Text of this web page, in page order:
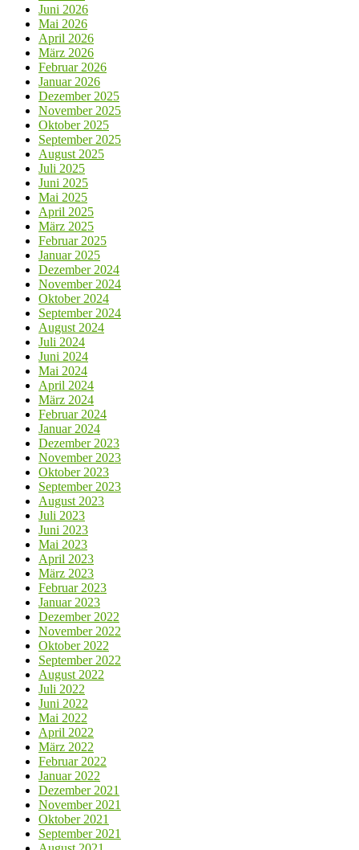
Juni 2026
Mai 2026
April 2026
März 2026
Februar 2026
Januar 2026
Dezember 2025
November 2025
Oktober 2025
September 2025
August 2025
Juli 2025
Juni 2025
Mai 2025
April 2025
März 2025
Februar 2025
Januar 2025
Dezember 2024
November 2024
Oktober 2024
September 2024
August 2024
Juli 2024
Juni 2024
Mai 2024
April 2024
März 2024
Februar 2024
Januar 2024
Dezember 2023
November 2023
Oktober 2023
September 2023
August 2023
Juli 2023
Juni 2023
Mai 2023
April 2023
März 2023
Februar 2023
Januar 2023
Dezember 2022
November 2022
Oktober 2022
September 2022
August 2022
Juli 2022
Juni 2022
Mai 2022
April 2022
März 2022
Februar 2022
Januar 2022
Dezember 2021
November 2021
Oktober 2021
September 2021